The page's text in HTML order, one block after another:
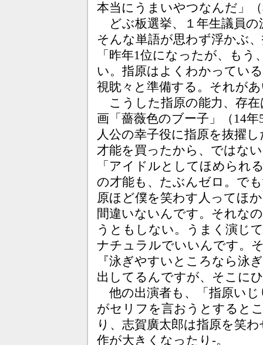
本当にうまいやつなんだ」
どぶ板選挙、１年生議員の
そんな単語が思わず浮かぶ
「昨年1位になったが、も
い。指原はよくわかってい
視眈々と準備する。それが
こうした指原の能力、存
画「薔薇色のブー子」（14
人公の幸子役に指原を抜擢
才能を買ったから、ではな
「アイドルとしてほめられ
の才能も、たぶんゼロ。で
原ほど僕を笑わす人ってほ
間違いないんです。それな
うともしない。うまく演じ
ナチュラルでいいんです。
『泳ぎやすいところなら泳
出してるんですが、そこに
他の出演者も、「指原い
がセリフを言おうとすると
り、志賀廣太郎は指原を笑
作が大きくなったり-。